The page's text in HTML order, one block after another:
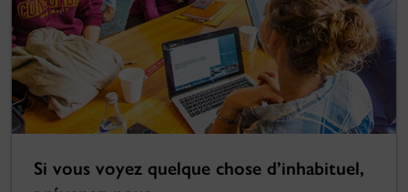
Si vous voyez quelque chose d’inhabituel,